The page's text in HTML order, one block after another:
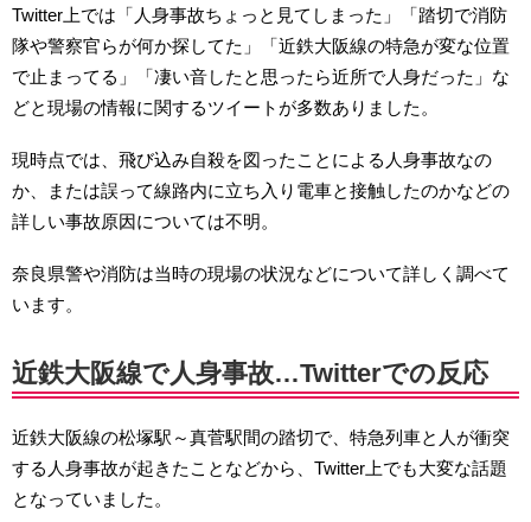
Twitter上では「人身事故ちょっと見てしまった」「踏切で消防
隊や警察官らが何か探してた」「近鉄大阪線の特急が変な位置
で止まってる」「凄い音したと思ったら近所で人身だった」な
どと現場の情報に関するツイートが多数ありました。
現時点では、飛び込み自殺を図ったことによる人身事故なの
か、または誤って線路内に立ち入り電車と接触したのかなどの
詳しい事故原因については不明。
奈良県警や消防は当時の現場の状況などについて詳しく調べて
います。
近鉄大阪線で人身事故…Twitterでの反応
近鉄大阪線の松塚駅～真菅駅間の踏切で、特急列車と人が衝突
する人身事故が起きたことなどから、Twitter上でも大変な話題
となっていました。